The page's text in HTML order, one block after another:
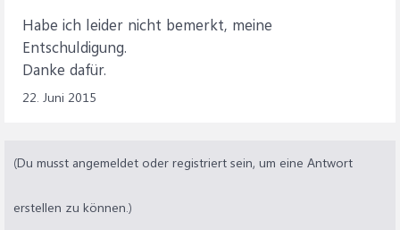
Habe ich leider nicht bemerkt, meine
Entschuldigung.
Danke dafür.
22. Juni 2015
(Du musst angemeldet oder registriert sein, um eine Antwort
erstellen zu können.)